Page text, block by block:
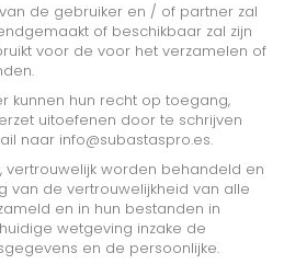
de gebruiker en / of partner zal
of beschikbaar zal zijn
voor de voor het verzamelen of
kunnen hun recht op toegang,
uitoefenen door te schrijven
naar info@subastaspro.es.
vertrouwelijk worden behandeld en
van de vertrouwelijkheid van alle
en in hun bestanden in
wetgeving inzake de
en de persoonlijke.